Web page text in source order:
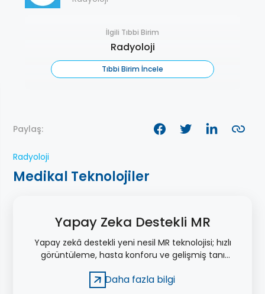
İlgili Tıbbi Birim
Radyoloji
Tıbbi Birim İncele
Paylaş:
Radyoloji
Medikal Teknolojiler
Yapay Zeka Destekli MR
Yapay zekâ destekli yeni nesil MR teknolojisi; hızlı
görüntüleme, hasta konforu ve gelişmiş tanı
Daha fazla bilgi